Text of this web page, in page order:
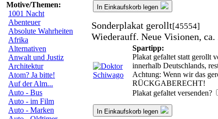
Motive/Themen:
1001 Nacht
Abenteuer
Absolute Wahrheiten
Afrika
Alternativen
Anwalt und Justiz
Architektur
Atom? Ja bitte!
Auf der Alm...
Auto - Bus
Auto - im Film
Auto - Marken
In Einkaufskorb legen
Sonderplakat gerollt[45554]
Wiederauff. Neue Visionen,
Spartipp:
Plakat gefaltet statt gerollt
innerhalb Deutschlands,
Achtung: Wenn wir das
RÜCKGABERECHT!
Plakat gefaltet versenden?
In Einkaufskorb legen